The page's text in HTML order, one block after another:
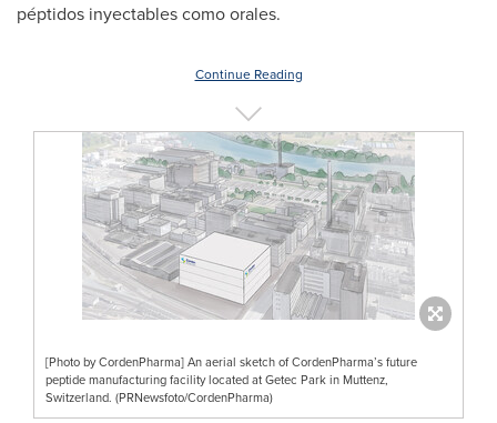
péptidos inyectables como orales.
Continue Reading
[Photo by CordenPharma] An aerial sketch of CordenPharma’s future
peptide manufacturing facility located at Getec Park in Muttenz,
Switzerland. (PRNewsfoto/CordenPharma)